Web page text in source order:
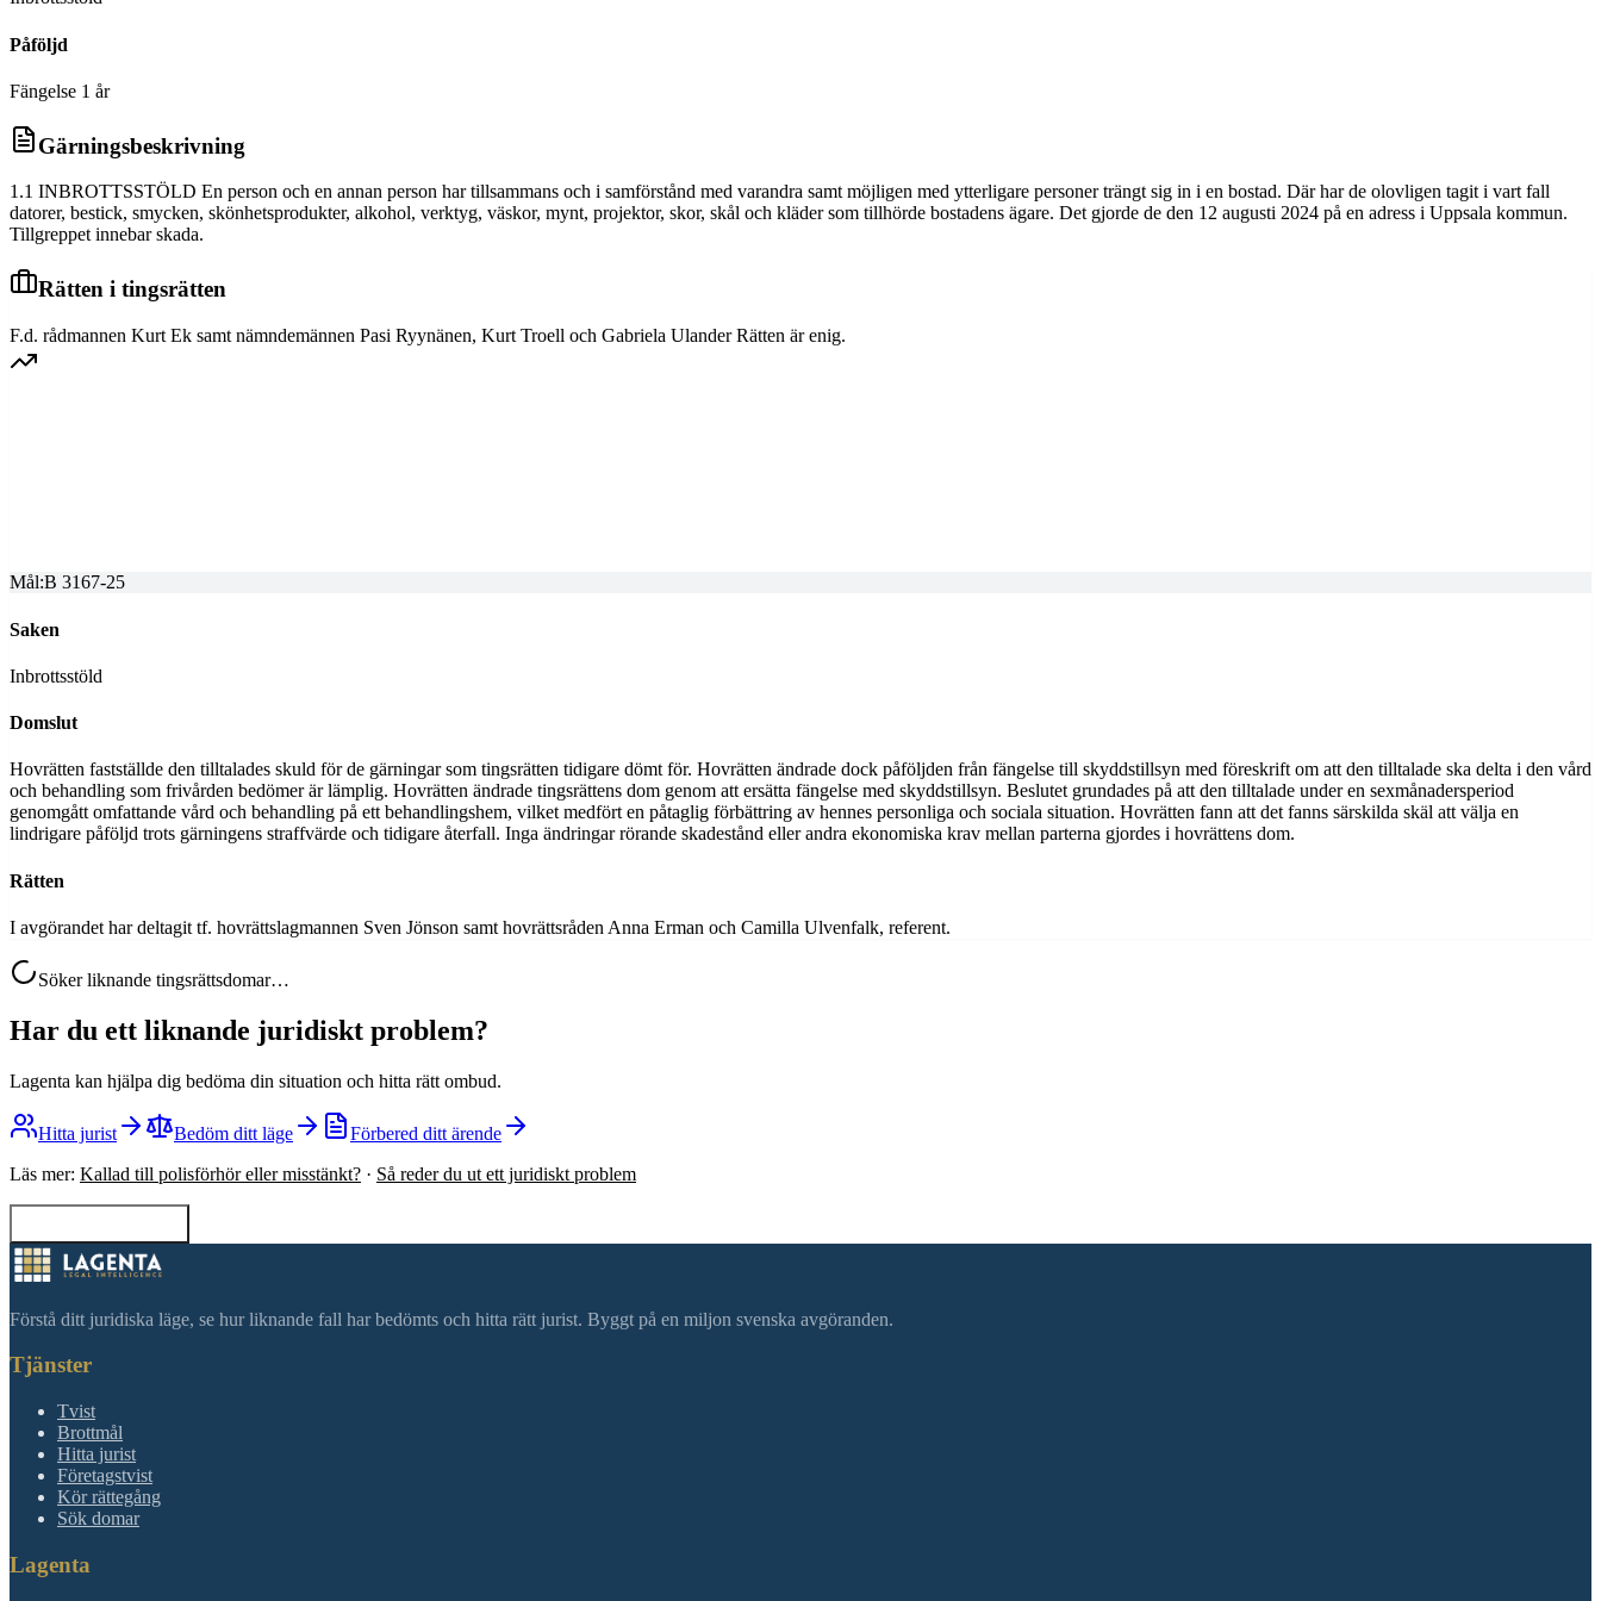
Påföljd
Fängelse 1 år
Gärningsbeskrivning
1.1 INBROTTSSTÖLD En person och en annan person har tillsammans och i samförstånd med varandra samt möjligen med ytterligare personer trängt sig in i en bostad. Där har de olovligen tagit i vart fall
datorer, bestick, smycken, skönhetsprodukter, alkohol, verktyg, väskor, mynt, projektor, skor, skål och kläder som tillhörde bostadens ägare. Det gjorde de den 12 augusti 2024 på en adress i Uppsala kommun.
Tillgreppet innebar skada.
Rätten i tingsrätten
F.d. rådmannen Kurt Ek samt nämndemännen Pasi Ryynänen, Kurt Troell och Gabriela Ulander Rätten är enig.
Mål:B 3167-25
Saken
Inbrottsstöld
Domslut
Hovrätten fastställde den tilltalades skuld för de gärningar som tingsrätten tidigare dömt för. Hovrätten ändrade dock påföljden från fängelse till skyddstillsyn med föreskrift om att den tilltalade ska delta i den vård
och behandling som frivården bedömer är lämplig. Hovrätten ändrade tingsrättens dom genom att ersätta fängelse med skyddstillsyn. Beslutet grundades på att den tilltalade under en sexmånadersperiod
genomgått omfattande vård och behandling på ett behandlingshem, vilket medfört en påtaglig förbättring av hennes personliga och sociala situation. Hovrätten fann att det fanns särskilda skäl att välja en
lindrigare påföljd trots gärningens straffvärde och tidigare återfall. Inga ändringar rörande skadestånd eller andra ekonomiska krav mellan parterna gjordes i hovrättens dom.
Rätten
I avgörandet har deltagit tf. hovrättslagmannen Sven Jönson samt hovrättsråden Anna Erman och Camilla Ulvenfalk, referent.
Söker liknande tingsrättsdomar…
Har du ett liknande juridiskt problem?
Lagenta kan hjälpa dig bedöma din situation och hitta rätt ombud.
Hitta jurist Bedöm ditt läge
Förbered ditt ärende
Läs mer: Kallad till polisförhör eller misstänkt? · Så reder du ut ett juridiskt problem
Förstå ditt juridiska läge, se hur liknande fall har bedömts och hitta rätt jurist. Byggt på en miljon svenska avgöranden.
Tjänster
Tvist
Brottmål
Hitta jurist
Företagstvist
Kör rättegång
Sök domar
Lagenta